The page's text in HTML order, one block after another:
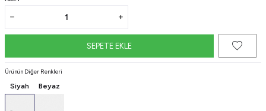
SEPETE EKLE
Ürünün Diğer Renkleri
Siyah Beyaz